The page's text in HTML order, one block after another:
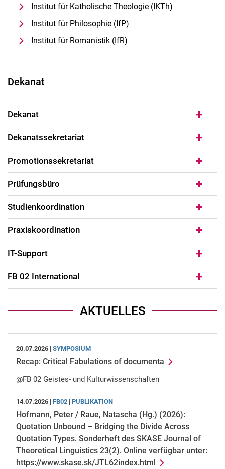
Institut für Katholische Theologie (IKTh)
Institut für Philosophie (IfP)
Institut für Romanistik (IfR)
Dekanat
Dekanat
Dekanatssekretariat
Promotionssekretariat
Prüfungsbüro
Studienkoordination
Praxiskoordination
IT-Support
FB 02 International
AKTUELLES
20.07.2026 | SYMPOSIUM
Recap: Critical Fabulations of documenta
@FB 02 Geistes- und Kulturwissenschaften
14.07.2026 | FB02 | PUBLIKATION
Hofmann, Peter / Raue, Natascha (Hg.) (2026):
Quotation Unbound – Bridging the Divide Across
Quotation Types. Sonderheft des SKASE Journal of
Theoretical Linguistics 23(2). Online verfügbar unter:
https://www.skase.sk/JTL62index.html